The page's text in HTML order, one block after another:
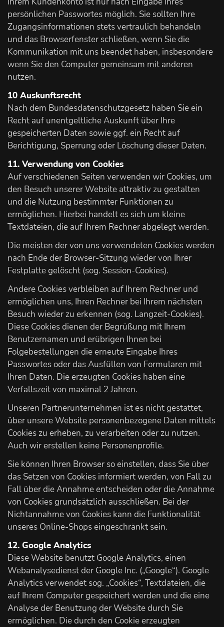
persönlichen Passwortes möglich. Sie sollten Ihre
Zugangsinformationen stets vertraulich behandeln
und das Browserfenster schließen, wenn Sie die
Kommunikation mit uns beendet haben, insbesondere
wenn Sie den Computer gemeinsam mit anderen
nutzen.
10 Auskunftsrecht
Nach dem Bundesdatenschutzgesetz haben Sie ein
Recht auf unentgeltliche Auskunft über Ihre
gespeicherten Daten sowie ggf. ein Recht auf
Berichtigung, Sperrung oder Löschung dieser Daten.
11. Verwendung von Cookies
Auf verschiedenen Seiten verwenden wir Cookies, um
den Besuch unserer Website attraktiv zu gestalten
und die Nutzung bestimmter Funktionen zu
ermöglichen. Hierbei handelt es sich um kleine
Textdateien, die auf Ihrem Rechner abgelegt werden.
Die meisten der von uns verwendeten Cookies werden
nach Ende der Browser-Sitzung wieder von Ihrer
Festplatte gelöscht (sog. Session-Cookies).
Andere Cookies verbleiben auf Ihrem Rechner und
ermöglichen uns, Ihren Rechner bei Ihrem nächsten
Besuch wieder zu erkennen (sog. Langzeit-Cookies).
Diese Cookies dienen der Begrüßung mit Ihrem
Benutzernamen und erübrigen Ihnen bei
Folgebestellungen die erneute Eingabe Ihres
Passwortes oder das Ausfüllen von Formularen mit
Ihren Daten. Die erzeugten Cookies haben eine
Verfallszeit von maximal 2 Jahren.
Unseren Partnerunternehmen ist es nicht gestattet,
über unsere Website personenbezogene Daten mittels
Cookies zu erheben, zu verarbeiten oder zu nutzen.
Auch wir erstellen keine Personenprofile.
Sie können Ihren Browser so einstellen, dass Sie über
das Setzen von Cookies informiert werden, von Fall zu
Fall über die Annahme entscheiden oder die Annahme
von Cookies grundsätzlich ausschließen. Bei der
Nichtannahme von Cookies kann die Funktionalität
unseres Online-Shops eingeschränkt sein.
12. Google Analytics
Diese Website benutzt Google Analytics, einen
Webanalysedienst der Google Inc. („Google“). Google
Analytics verwendet sog. „Cookies“, Textdateien, die
auf Ihrem Computer gespeichert werden und die eine
Analyse der Benutzung der Website durch Sie
ermöglichen. Die durch den Cookie erzeugten